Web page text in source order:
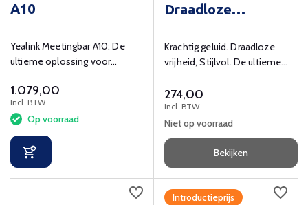
A10
Yealink Meetingbar A10: De
ultieme oplossing voor
videoconferenties
1.079,00
Incl. BTW
Op voorraad
Draadloze
Krachtig geluid. Draadloze
vrijheid, Stijlvol. De ultieme
274,00
Incl. BTW
Niet op voorraad
Bekijken
Introductieprijs